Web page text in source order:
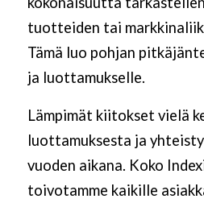
tuotteiden tai
Tämä luo pohjan
ja luottamukselle.
Lämpimät kiitokset vielä
luottamuksesta ja
vuoden aikana. Koko
toivotamme kaikille